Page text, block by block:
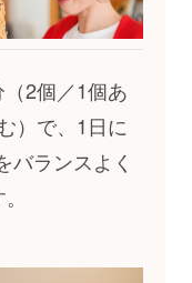
（2個／1個あ
）で、1日に
バランスよく